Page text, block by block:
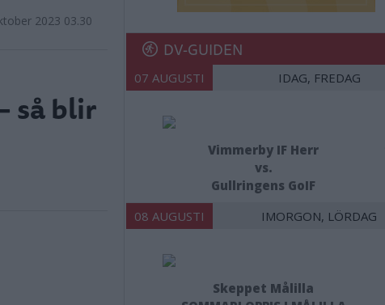
2023 03.30
så blir
DV-GUIDEN
07 AUGUSTI IDAG, FREDAG
Vimmerby IF Herr
vs.
Gullringens GoIF
08 AUGUSTI IMORGON, LÖRDAG
Skeppet Målilla